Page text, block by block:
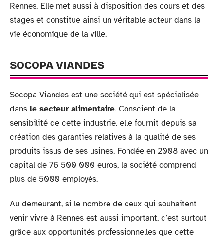
Rennes. Elle met aussi à disposition des cours et des
stages et constitue ainsi un véritable acteur dans la
vie économique de la ville.
SOCOPA VIANDES
Socopa Viandes est une société qui est spécialisée
dans le secteur alimentaire. Conscient de la
sensibilité de cette industrie, elle fournit depuis sa
création des garanties relatives à la qualité de ses
produits issus de ses usines. Fondée en 2008 avec un
capital de 76 500 000 euros, la société comprend
plus de 5000 employés.
Au demeurant, si le nombre de ceux qui souhaitent
venir vivre à Rennes est aussi important, c’est surtout
grâce aux opportunités professionnelles que cette